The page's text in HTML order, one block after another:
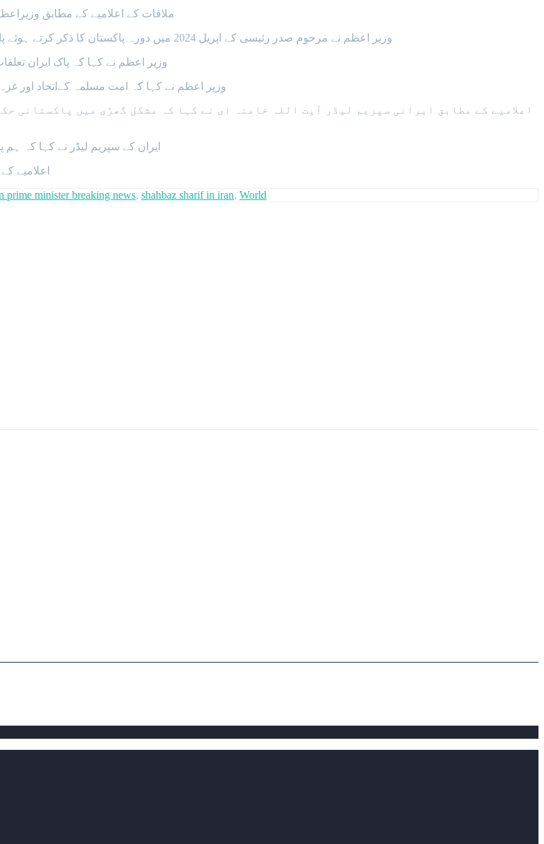
ملاقات کے اعلامیے کے مطابق
وزیر اعظم نے مرحوم صدر رئیسی کے اپریل 2024 میں دورہ پاکستان کا ذکر کرتے ہوئے پاک ایران تعلقات مزید مضبوط بنانے میں صدر ابراہیم رئیسی کےکردارکی تعریف کی۔
وزیر اعظم نے کہا کہ پاک ایران
وزیر اعظم نے کہا کہ امت مسلمہ کےاتحاد اور
اعلامیے کے مطابق ایرانی سپریم لیڈر آیت اللہ خامنہ ای نے کہا کہ مشکل گھڑی میں پاکستانی
ایران کے سپریم لیڈر نے کہا کہ
اعلامیے
prime minister breaking news, shahbaz sharif in iran, World